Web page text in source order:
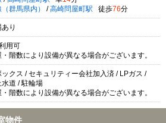
（群馬県内）
/ 高崎問屋町駅 徒歩76分
り
用可
階数により設備が異なる場合がございます。
ックス / セキュリティー会社加入済 / LPガス /
水道 / 駐輪場
階数により設備が異なる場合がございます。
物件